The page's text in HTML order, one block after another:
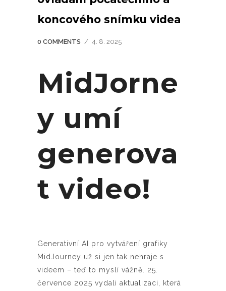
koncového snímku videa
0 COMMENTS / 4. 8. 2025
MidJorne
y umí
generova
t video!
Generativní AI pro vytváření grafiky
MidJourney už si jen tak nehraje s
videem – teď to myslí vážně. 25.
července 2025 vydali aktualizaci, která